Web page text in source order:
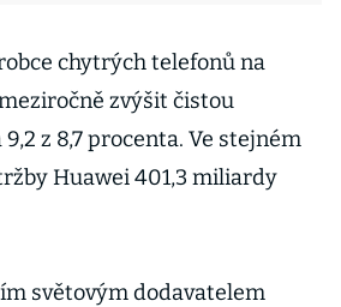
chytrých telefonů na
zvýšit čistou
z 8,7 procenta. Ve stejném
Huawei 401,3 miliardy
světovým dodavatelem